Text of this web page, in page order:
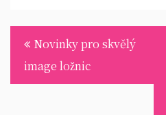
Navigace
pro
příspěvek
Novinky pro skvělý
image ložnic